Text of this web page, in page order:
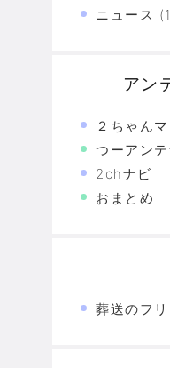
ニュース
アン
２ちゃん
つーアン
2chナビ
おまとめ
葬送のフ